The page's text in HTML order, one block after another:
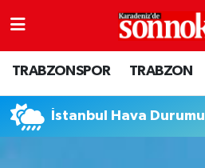
TRABZONSPOR TRABZON
İstanbul Hava Durumu